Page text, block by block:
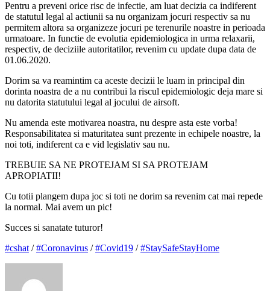
Pentru a preveni orice risc de infectie, am luat decizia ca indiferent
de statutul legal al actiunii sa nu organizam jocuri respectiv sa nu
permitem altora sa organizeze jocuri pe terenurile noastre in perioada
urmatoare. In functie de evolutia epidemiologica in urma relaxarii,
respectiv, de deciziile autoritatilor, revenim cu update dupa data de
01.06.2020.
Dorim sa va reamintim ca aceste decizii le luam in principal din
dorinta noastra de a nu contribui la riscul epidemiologic deja mare si
nu datorita statutului legal al jocului de airsoft.
Nu amenda este motivarea noastra, nu despre asta este vorba!
Responsabilitatea si maturitatea sunt prezente in echipele noastre, la
noi toti, indiferent ca e vid legislativ sau nu.
TREBUIE SA NE PROTEJAM SI SA PROTEJAM
APROPIATII!
Cu totii plangem dupa joc si toti ne dorim sa revenim cat mai repede
la normal. Mai avem un pic!
Succes si sanatate tuturor!
#cshat /#Coronavirus /#Covid19 /#StaySafeStayHome